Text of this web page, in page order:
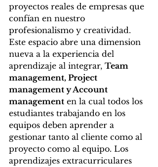
proyectos reales de empresas que
confían en nuestro
profesionalismo y creatividad.
Este espacio abre una dimension
nueva a la experiencia del
aprendizaje al integrar, Team
management, Project
management y Account
management en la cual todos los
estudiantes trabajando en los
equipos deben aprender a
gestionar tanto al cliente como al
proyecto como al equipo. Los
aprendizajes extracurriculares